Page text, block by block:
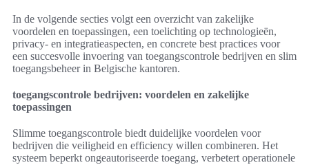
In de volgende secties volgt een overzicht van zakelijke
voordelen en toepassingen, een toelichting op technologieën,
privacy- en integratieaspecten, en concrete best practices voor
een succesvolle invoering van toegangscontrole bedrijven en slim
toegangsbeheer in Belgische kantoren.
toegangscontrole bedrijven: voordelen en zakelijke
toepassingen
Slimme toegangscontrole biedt duidelijke voordelen voor
bedrijven die veiligheid en efficiency willen combineren. Het
systeem beperkt ongeautoriseerde toegang, verbetert operationele